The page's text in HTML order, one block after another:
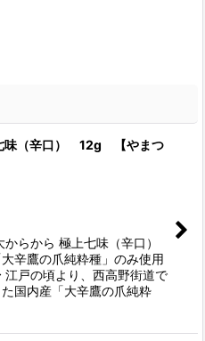
味（辛口） 12g 【やまつ
からから 極上七味（辛口）
辛鷹の爪純粋種」のみ使用
戸の頃より、西高野街道で
国内産「大辛鷹の爪純粋